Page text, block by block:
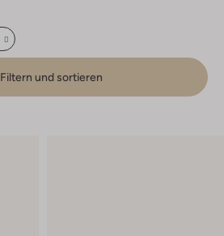
Filtern und sortieren